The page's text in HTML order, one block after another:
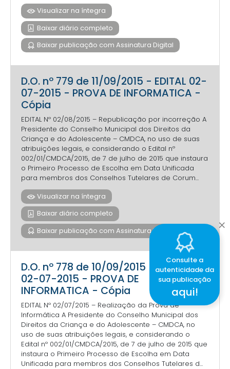
Visualizar na íntegra
Baixar diário completo
Baixar publicação com Assinatura Digital
D.O. nº 779 de 11/09/2015 - EDITAL 02-
07-2015 - PROVA DE INFORMATICA -
Cópia
EDITAL Nº 02/08/2015 – Republicação por incorreção A
Presidente do Conselho Municipal dos Direitos da
Criança e do Adolescente – CMDCA, no uso de suas
atribuições legais, e considerando o Edital nº
002/01/CMDCA/2015, de 7 de julho de 2015 que instaura
o Primeiro Processo de Escolha em Data Unificada
para membros dos Conselhos Tutelares de Corum...
Visualizar na íntegra
Baixar diário completo
Baixar publicação com Assinatura Digital
D.O. nº 778 de 10/09/2015 - EDITAL
02-07-2015 - PROVA DE
INFORMATICA - Cópia
EDITAL Nº 02/07/2015 – Realização da Prova de
Informática A Presidente do Conselho Municipal dos
Direitos da Criança e do Adolescente – CMDCA, no
uso de suas atribuições legais, e considerando o
Edital nº 002/01/CMDCA/2015, de 7 de julho de 2015 que
instaura o Primeiro Processo de Escolha em Data
Unificada para membros dos Conselhos Tutelares d...
Consulte a
autenticidade da
sua publicação
aqui!